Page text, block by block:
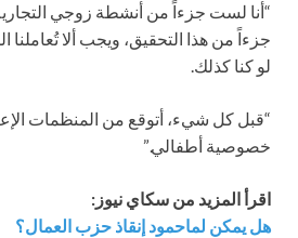
“أنا لست جزءاً من أنشطة زوجي
جزءاً من هذا التحقيق، ويجب ألا تُعاملنا
لو كنا كذلك.
“قبل كل شيء، أتوقع من المنظمات
خصوصية أطفالي.”
اقرأ المزيد من سكاي نيوز:
هل يمكن لماحمود إنقاذ حزب العمال؟